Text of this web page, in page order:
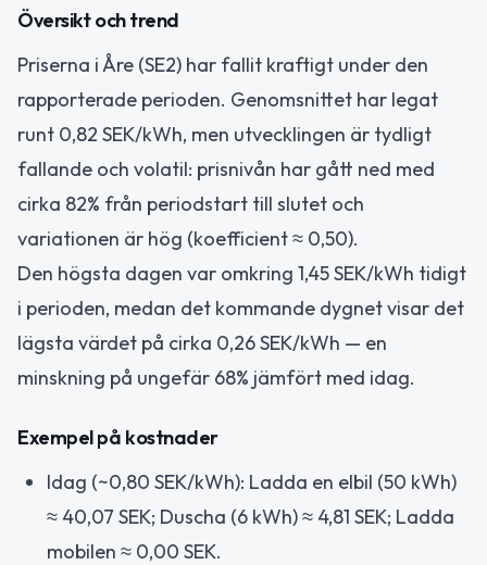
Översikt och trend
Priserna i Åre (SE2) har fallit kraftigt under den
rapporterade perioden. Genomsnittet har legat
runt 0,82 SEK/kWh, men utvecklingen är tydligt
fallande och volatil: prisnivån har gått ned med
cirka 82% från periodstart till slutet och
variationen är hög (koefficient ≈ 0,50).
Den högsta dagen var omkring 1,45 SEK/kWh tidigt
i perioden, medan det kommande dygnet visar det
lägsta värdet på cirka 0,26 SEK/kWh — en
minskning på ungefär 68% jämfört med idag.
Exempel på kostnader
Idag (~0,80 SEK/kWh): Ladda en elbil (50 kWh)
≈ 40,07 SEK; Duscha (6 kWh) ≈ 4,81 SEK; Ladda
mobilen ≈ 0,00 SEK.